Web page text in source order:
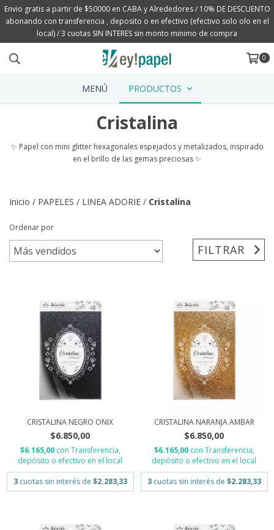
Envio gratis a partir de $50000 en CABA y Alrededores / 10% DE DESCUENTO
abonando con transferencia , deposito o en efectivo (efectivo solo olo en el
local) / 3 cuotas SIN INTERES sin monto minimo de compra
0
MENÚ PRODUCTOS
Cristalina
✨ Papel con mini glitter hexagonales espejados y metalizados, inspirado
en el brillo de las gemas preciosas ✨
Inicio / PAPELES / LINEA ADORIE / Cristalina
Ordenar por
FILTRAR
CRISTALINA NEGRO ONIX
$6.850,00
$6.165,00 con Transferencia,
depósito o efectivo en el local
3 cuotas sin interés de $2.283,33
CRISTALINA NARANJA AMBAR
$6.850,00
$6.165,00 con Transferencia,
depósito o efectivo en el local
3 cuotas sin interés de $2.283,33